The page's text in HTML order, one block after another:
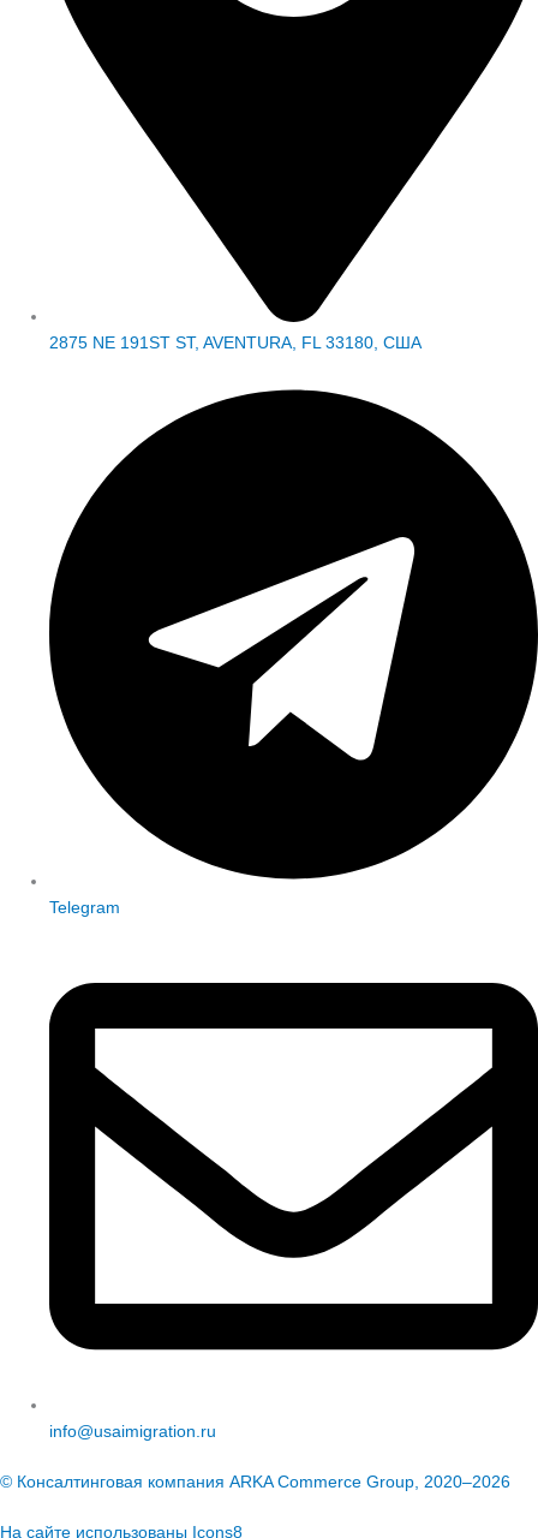
2875 NE 191ST ST, AVENTURA, FL 33180, США
Telegram
info@usaimigration.ru
© Консалтинговая компания ARKA Commerce Group, 2020–2026
На сайте использованы Icons8